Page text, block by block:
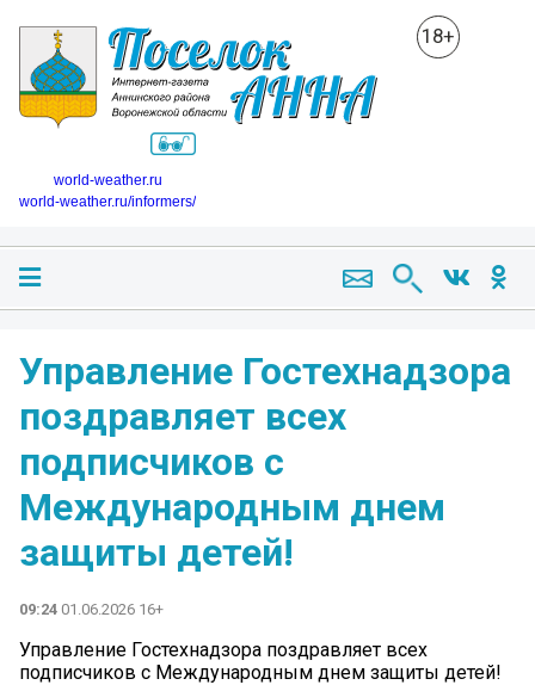
18+
world-weather.ru
world-weather.ru/informers/
Управление Гостехнадзора
поздравляет всех
подписчиков с
Международным днем
защиты детей!
09:24 01.06.2026 16+
Управление Гостехнадзора поздравляет всех
подписчиков с Международным днем защиты детей!